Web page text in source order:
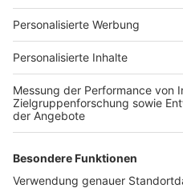
Für Unternehmen
Ihre Baufirma auf bauen.de
Kostenloses Infogespräch